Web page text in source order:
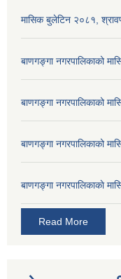
मासिक बुलेटिन २०८१,
बाणगङ्गा नगरपालिकाको
बाणगङ्गा नगरपालिकाको
बाणगङ्गा नगरपालिकाको
बाणगङ्गा नगरपालिकाकाे
Read More